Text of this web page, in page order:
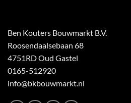
Ben Kouters Bouwmarkt B.V.
Roosendaalsebaan 68
4751RD Oud Gastel
0165-512920
info@bkbouwmarkt.nl